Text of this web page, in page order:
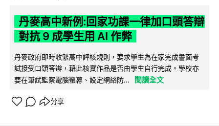
丹麥高中新例:回家功課一律加口頭答辯
對抗 9 成學生用 AI 作弊
丹麥政府即時收緊高中評核規則，要求學生為在家完成書面考
試接受口頭答辯，藉此核實作品是否由學生自行完成。學校亦
要在筆試監察電腦螢幕、設定網絡防...
閱讀全文
分享